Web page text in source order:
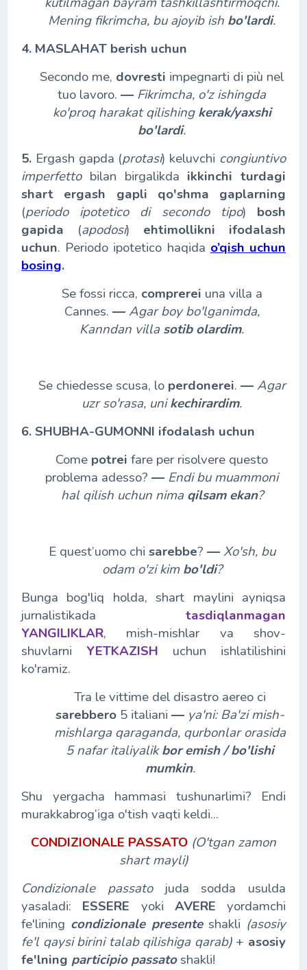
Mening fikrimcha, bu ajoyib ish bo'lardi.
4. MASLAHAT berish uchun
Secondo me, dovresti impegnarti di più nel
tuo lavoro. ― Fikrimcha, o'z ishingda
ko'proq harakat qilishingkerak/yaxshi
bo'lardi.
5. Ergash gapda (protasi) keluvchi congiuntivo
imperfettobilan birgalikda ikkinchi turdagi
shart ergash gapli qo'shma gaplarning
(periodo ipotetico di secondo tipo) bosh
gapida (apodosi) ehtimollikni ifodalash
uchun. Periodo ipotetico haqida o’qish uchun
bosing.
Se fossi ricca, comprerei una villa a
Cannes. ―Agar boy bo'lganimda,
Kanndan villa sotib olardim.
Se chiedesse scusa, lo perdonerei. ―Agar
uzr so'rasa, unikechirardim.
6. SHUBHA-GUMONNI ifodalash uchun
Come potrei fare per risolvere questo
problema adesso? ― Endi bu muammoni
hal qilish uchun nima qilsam ekan?
E quest’uomo chi sarebbe? ― Xo'sh, bu
odam o'zi kimbo'ldi?
Bunga bog'liq holda, shart maylini ayniqsa
jurnalistikada tasdiqlanmagan
YANGILIKLAR, mish-mishlar va shov-
shuvlarni YETKAZISH uchun ishlatilishini
ko'ramiz.
Tra le vittime del disastro aereo ci
sarebbero 5 italiani ― ya'ni: Ba'zi mish-
mishlarga qaraganda, qurbonlar orasida
5 nafar italiyalikbor emish / bo'lishi
mumkin.
Shu yergacha hammasi tushunarlimi? Endi
murakkabrog’iga o'tish vaqti keldi...
CONDIZIONALE PASSATO (O'tgan zamon
shart mayli)
Condizionale passatojuda sodda usulda
yasaladi: ESSERE yoki AVERE yordamchi
fe'lining condizionale presenteshakli (asosiy
fe'l qaysi birini talab qilishiga qarab)+ asosiy
fe'lning participio passatoshakli!